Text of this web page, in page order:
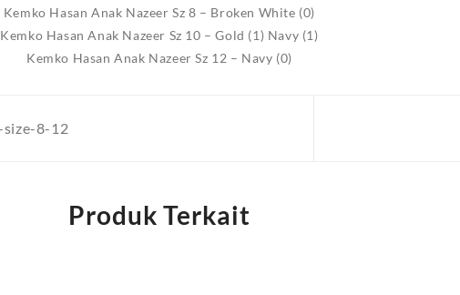
Kemko Hasan Anak Nazeer Sz 8 – Broken White (0)
Kemko Hasan Anak Nazeer Sz 10 – Gold (1) Navy (1)
Kemko Hasan Anak Nazeer Sz 12 – Navy (0)
size-8-12
Produk Terkait